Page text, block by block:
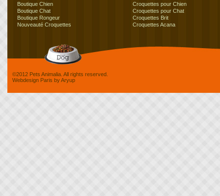
Boutique Chien
Boutique Chat
Boutique Rongeur
Nouveauté Croquettes
Croquettes pour Chien
Croquettes pour Chat
Croquettes Brit
Croquettes Acana
©2012 Pets Animalia. All rights reserved.
Webdesign Paris byAryup